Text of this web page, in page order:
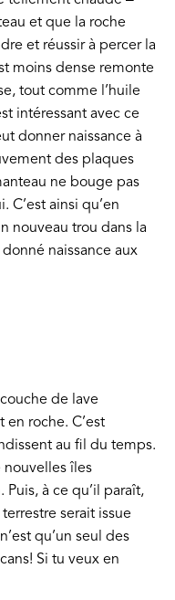
et que la roche
et réussir à percer la
moins dense remonte
tout comme l’huile
intéressant avec ce
donner naissance à
des plaques
ne bouge pas
C’est ainsi qu’en
nouveau trou dans la
naissance aux
de lave
en roche. C’est
au fil du temps.
nouvelles îles
à ce qu’il paraît,
serait issue
qu’un seul des
Si tu veux en